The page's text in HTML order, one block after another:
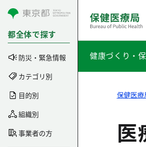
コンテンツにスキップ
都全体で探す
防災・緊急情報
カテゴリ別
目的別
組織別
事業者の方
健康づくり・
保健医
医